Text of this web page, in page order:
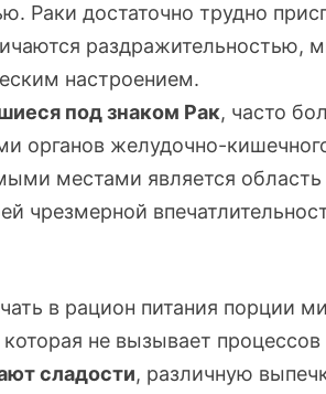
Раки достаточно трудно
раздражительностью,
настроением.
под знаком Рак, часто
органов желудочно-
местами является
чрезмерной
в рацион питания порции
не вызывает
сладости, различную